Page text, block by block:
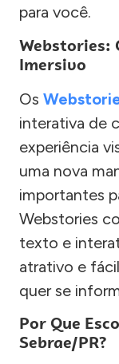
para você.
Webstories:
Imersivo
Os
interativa de
experiência
uma nova
importantes
Webstories
texto e
atrativo e
quer se
Por Que
Sebrae/PR?